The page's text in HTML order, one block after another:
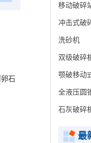
石
移动破碎
冲击式破
洗砂机
双级破碎
颚破移动
全液压圆
石灰破碎
最